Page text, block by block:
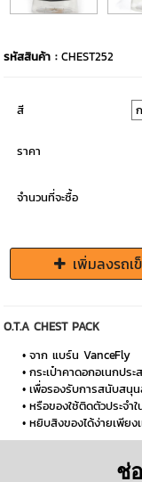
รหัสสินค้า :CHEST252
สี
ราคา
จำนวนที่จะซื้อ
เพิ่มลงรถเ
O.T.A CHEST PACK
จาก แบร์น VanceFly
กระเป๋าคาดอกอเนกประ
เพื่อรองรับการสนับสนุ
หรือของใช้ติดตัวประจำ
หยิบสิงของได้ง่ายเพียง
ช่